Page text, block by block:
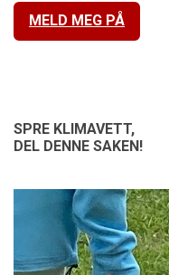
MELD MEG PÅ
SPRE KLIMAVETT,
DEL DENNE SAKEN!